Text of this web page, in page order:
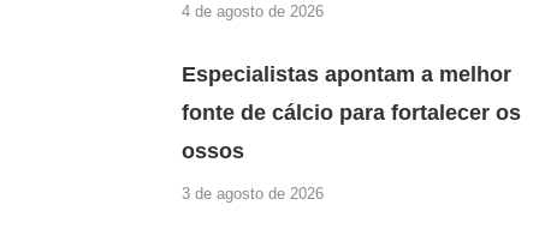
4 de agosto de 2026
Especialistas apontam a melhor
fonte de cálcio para fortalecer os
ossos
3 de agosto de 2026